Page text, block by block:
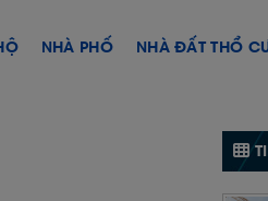
NHÀ PHỐ NHÀ ĐẤT THỔ